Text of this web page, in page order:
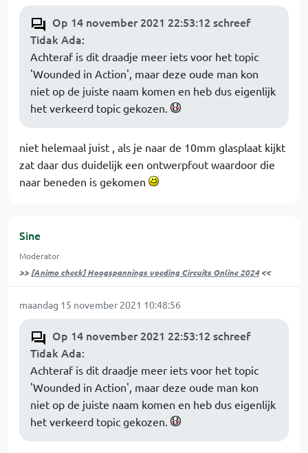
Op 14 november 2021 22:53:12 schreef
Tidak Ada:
Achteraf is dit draadje meer iets voor het topic
'Wounded in Action', maar deze oude man kon
niet op de juiste naam komen en heb dus eigenlijk
het verkeerd topic gekozen.
niet helemaal juist , als je naar de 10mm glasplaat kijkt
zat daar dus duidelijk een ontwerpfout waardoor die
naar beneden is gekomen
Sine
Moderator
>> [Animo check] Hoogspannings voeding Circuits Online 2024<<
maandag 15 november 2021 10:48:56
Op 14 november 2021 22:53:12 schreef
Tidak Ada:
Achteraf is dit draadje meer iets voor het topic
'Wounded in Action', maar deze oude man kon
niet op de juiste naam komen en heb dus eigenlijk
het verkeerd topic gekozen.